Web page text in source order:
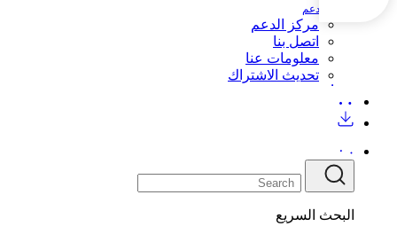
الدعم
مركز الدعم
اتصل بنا
معلومات عنا
تحديث الاشتراك
البحث السريع